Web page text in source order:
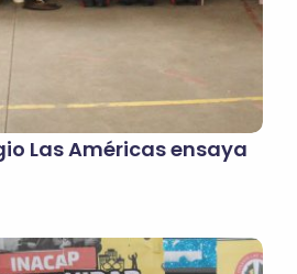
Las Américas ensaya